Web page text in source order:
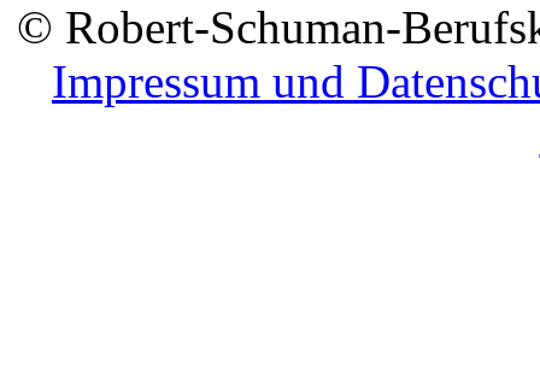
© Robert-Schuman-
Impressum und